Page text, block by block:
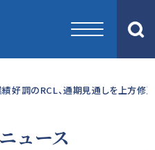
好調のRCL、通期見通しを上方修
ュース